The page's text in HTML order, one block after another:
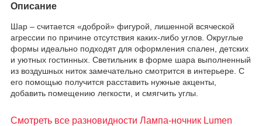
Описание
Шар – считается «доброй» фигурой, лишенной всяческой
агрессии по причине отсутствия каких-либо углов. Округлые
формы идеально подходят для оформления спален, детских
и уютных гостинных. Светильник в форме шара выполненный
из воздушных ниток замечательно смотрится в интерьере. С
его помощью получится расставить нужные акценты,
добавить помещению легкости, и смягчить углы.
Смотреть все разновидности Лампа-ночник Lumen